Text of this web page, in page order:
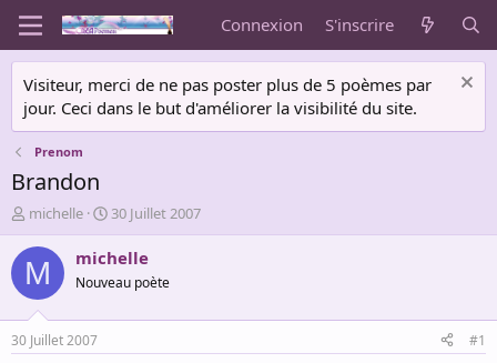
Connexion S'inscrire
Visiteur, merci de ne pas poster plus de 5 poèmes par
jour. Ceci dans le but d'améliorer la visibilité du site.
Prenom
Brandon
A
u
t
e
r
d
e
michelle
D
a
t
d
é
30 Juillet 2007
M michelle
Nouveau poète
30 Juillet 2007 #1